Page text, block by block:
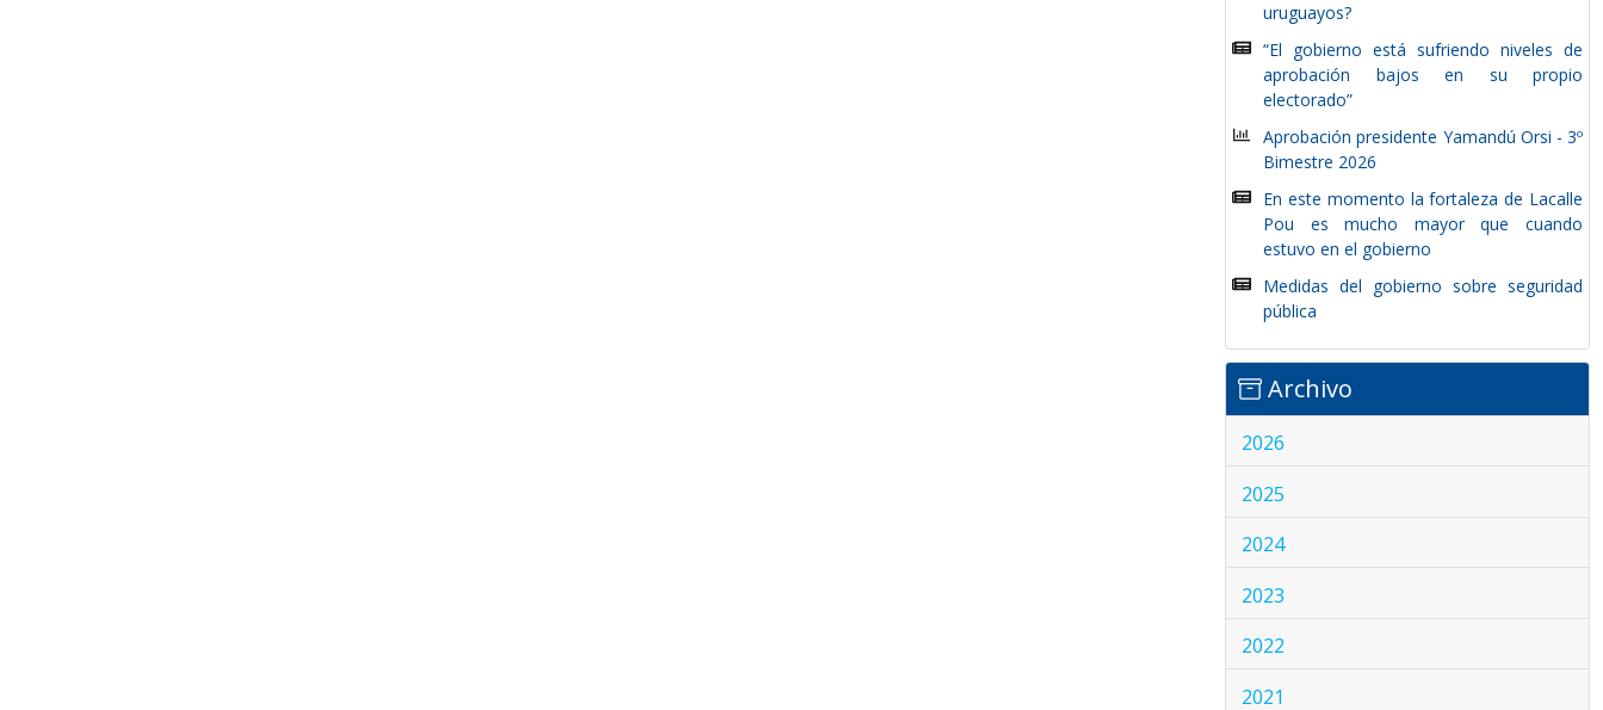
uruguayos?
“El gobierno está sufriendo niveles de
aprobación bajos en su propio
electorado”
Aprobación presidente Yamandú Orsi - 3º
Bimestre 2026
En este momento la fortaleza de Lacalle
Pou es mucho mayor que cuando
estuvo en el gobierno
Medidas del gobierno sobre seguridad
pública
Archivo
2026
2025
2024
2023
2022
2021